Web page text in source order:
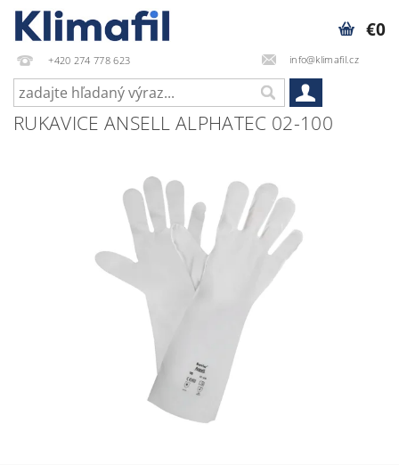
+420 274 778 623 info@klimafil.cz
€0
RUKAVICE ANSELL ALPHATEC 02-100